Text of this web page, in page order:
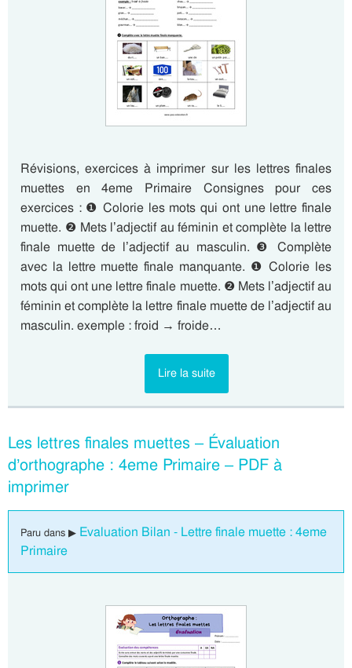
Révisions, exercices à imprimer sur les lettres finales
muettes en 4eme Primaire Consignes pour ces
exercices : ❶ Colorie les mots qui ont une lettre finale
muette. ❷ Mets l’adjectif au féminin et complète la lettre
finale muette de l’adjectif au masculin. ❸ Complète
avec la lettre muette finale manquante. ❶ Colorie les
mots qui ont une lettre finale muette. ❷ Mets l’adjectif au
féminin et complète la lettre finale muette de l’adjectif au
masculin. exemple : froid → froide…
Lire la suite
Les lettres finales muettes – Évaluation
d’orthographe : 4eme Primaire – PDF à
imprimer
Paru dans ▶ Evaluation Bilan - Lettre finale muette : 4eme
Primaire